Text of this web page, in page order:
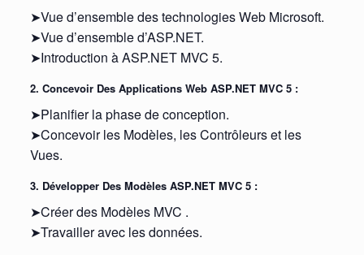
➤Vue d’ensemble des technologies Web Microsoft.
➤Vue d’ensemble d’ASP.NET.
➤Introduction à ASP.NET MVC 5.
2. Concevoir Des Applications Web ASP.NET MVC 5 :
➤Planifier la phase de conception.
➤Concevoir les Modèles, les Contrôleurs et les
Vues.
3. Développer Des Modèles ASP.NET MVC 5 :
➤Créer des Modèles MVC .
➤Travailler avec les données.